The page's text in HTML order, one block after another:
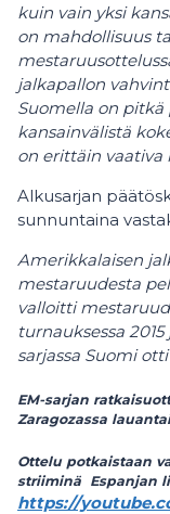
kuin vain yksi
on mahdollisuus
jalkapallon
Suomella on pitkä
kansainvälistä
on erittäin vaativa
Alkusarjan
sunnuntaina
Amerikkalaisen
mestaruudesta
valloitti
turnauksessa
sarjassa Suomi
EM-sarjan
Zaragozassa
Ottelu potkaistaan
striiminä Espanjan
https://